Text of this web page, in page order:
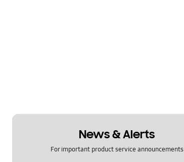
News & Alerts
For important product service announcements